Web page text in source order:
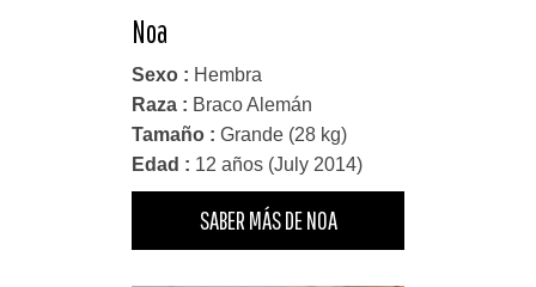
Noa
Sexo : Hembra
Raza : Braco Alemán
Tamaño : Grande (28 kg)
Edad : 12 años (July 2014)
SABER MÁS DE NOA